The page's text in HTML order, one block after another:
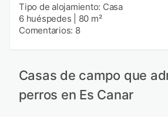
Tipo de alojamiento: Casa
6 huéspedes
80 m²
Comentarios: 8
Casas de campo que
perros en Es Canar